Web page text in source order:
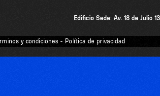
Edificio Sede: Av. 18 de Julio
y condiciones - Política de privacidad